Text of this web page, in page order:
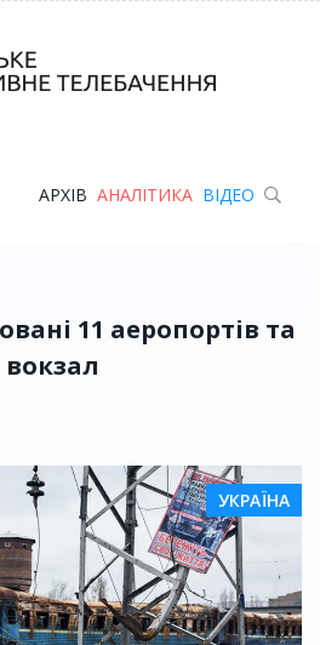
АРХІВ АНАЛІТИКА ВІДЕО
11 аеропортів та
УКРАЇНА